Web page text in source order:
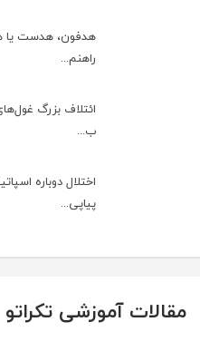
هدفون، هدست یا
راهنم...
ائتلاف بزرگ
ب...
اختلال دوباره
پیاپی...
مقالات آموزشی تکراتو